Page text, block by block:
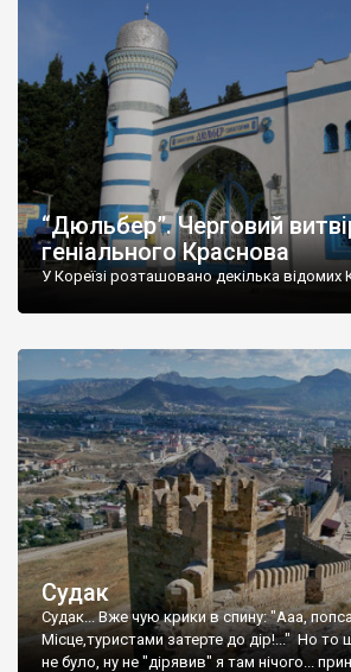
“Дюльбер”. Черговий
геніального Краснова
У Кореїзі розташовано декілька відомих
Судак
Судак... Вже чую крики в спину: "Ааа,
Місце,туристами затерте до дір!..." Но
не було, ну не "дірявив" я там нічого...